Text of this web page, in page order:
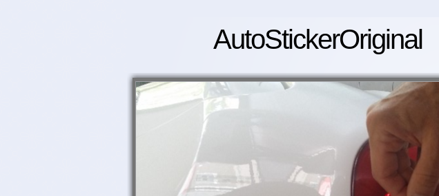
AutoStickerOriginal